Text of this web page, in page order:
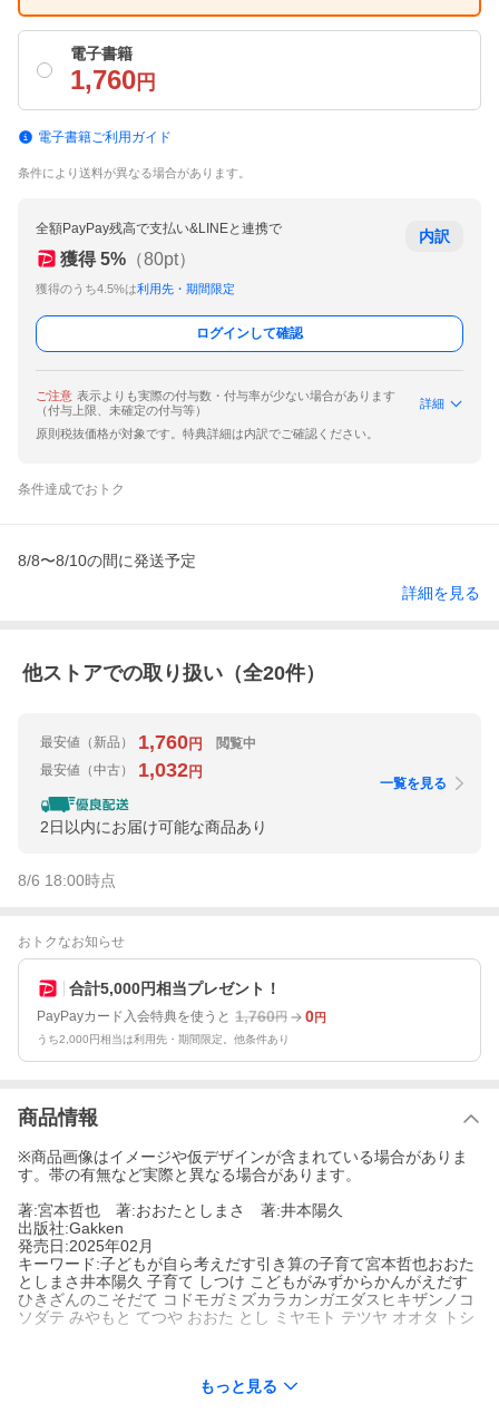
電子書籍
1,760 円
電子書籍ご利用ガイド
条件により送料が異なる場合があります。
全額PayPay残高で支払い&LINEと連携で
獲得 5% （80pt）
獲得のうち4.5%は利用先・期間限定
内訳
ログインして確認
ご注意 表示よりも実際の付与数・付与率が少ない場合があります
（付与上限、未確定の付与等）
詳細
原則税抜価格が対象です。特典詳細は内訳でご確認ください。
条件達成でおトク
8/8〜8/10の間に発送予定
詳細を見る
他ストアでの取り扱い（全20件）
最安値 （新品） 1,760円
閲覧中
最安値 （中古） 1,032円
2日以内にお届け可能な商品あり
一覧を見る
8/6 18:00時点
おトクなお知らせ
合計5,000円相当プレゼント！
PayPayカード入会特典を使うと 1,760円 0円
うち2,000円相当は利用先・期間限定。他条件あり
商品情報
※商品画像はイメージや仮デザインが含まれている場合がありま
す。帯の有無など実際と異なる場合があります。
著:宮本哲也 著:おおたとしまさ 著:井本陽久
出版社:Gakken
発売日:2025年02月
キーワード:子どもが自ら考えだす引き算の子育て宮本哲也おおた
としまさ井本陽久 子育て しつけ こどもがみずからかんがえだす
ひきざんのこそだて コドモガミズカラカンガエダスヒキザンノコ
ソダテ みやもと てつや おおた とし ミヤモト テツヤ オオタ トシ
おおたとしまさ 井本陽久
もっと見る